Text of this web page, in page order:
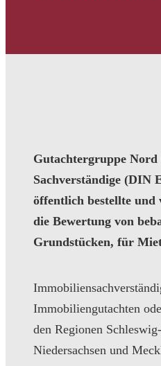
Gutachtergruppe
Sachverständige (DIN
öffentlich bestellte und
die Bewertung von
Grundstücken, für
Immobiliengutachten
den Regionen
Niedersachsen und